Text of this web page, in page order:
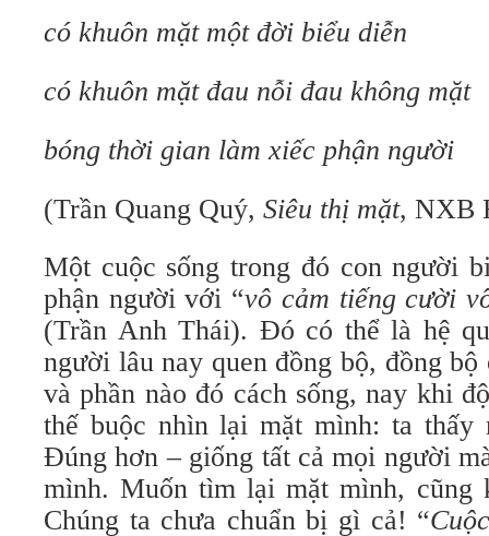
có khuôn mặt một đời biểu diễn
có khuôn mặt đau nỗi đau không mặt
bóng thời gian làm xiếc phận người
(Trần Quang Quý, Siêu thị mặt, NXB
Một cuộc sống trong đó con người
phận người với “vô cảm tiếng cười
(Trần Anh Thái). Đó có thể là hệ
người lâu nay quen đồng bộ, đồng
và phần nào đó cách sống, nay khi
thế buộc nhìn lại mặt mình: ta thấy
Đúng hơn – giống tất cả mọi người
mình. Muốn tìm lại mặt mình, cũng
Chúng ta chưa chuẩn bị gì cả! “